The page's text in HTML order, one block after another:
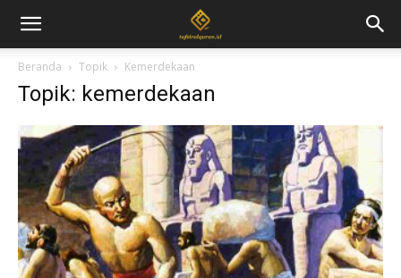
Beranda Topik Kemerdekaan
Topik: kemerdekaan